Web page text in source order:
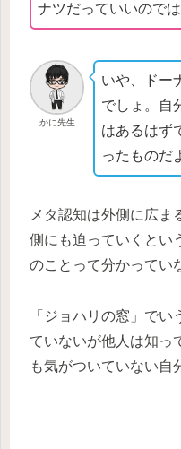
ナツだっていいので
かに先生
いや、ドー
でしょ。自
はあるはず
ったものだ
メタ認知は外側に広ま
側にも迫っていくとい
のことって分かってい
「ジョハリの窓」で
ていないが他人は知っ
も気がついていない自